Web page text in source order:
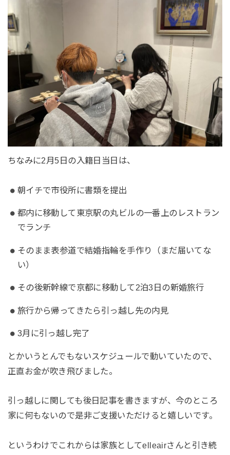
ちなみに2月5日の入籍日当日は、
朝イチで市役所に書類を提出
都内に移動して東京駅の丸ビルの一番上のレストラン
でランチ
そのまま表参道で結婚指輪を手作り（まだ届いてな
い）
その後新幹線で京都に移動して2泊3日の新婚旅行
旅行から帰ってきたら引っ越し先の内見
3月に引っ越し完了
とかいうとんでもないスケジュールで動いていたので、
正直お金が吹き飛びました。
引っ越しに関しても後日記事を書きますが、今のところ
家に何もないので是非ご支援いただけると嬉しいです。
というわけでこれからは家族としてelleairさんと引き続